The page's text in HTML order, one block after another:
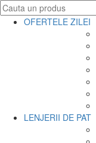
Search
for:
OFERTELE ZILEI
LENJERII DE PAT